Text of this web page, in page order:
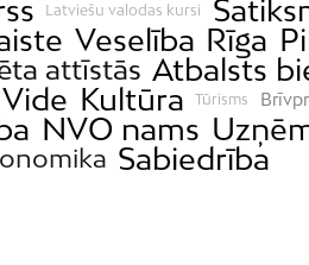
Latviešu valodas kursi
Veselība Rīga
attīstās Atbalsts
Vide Kultūra Tūrisms
NVO nams
Sabiedrība